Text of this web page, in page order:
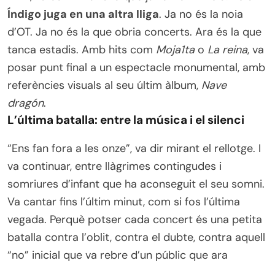
Índigo juga en una altra lliga. Ja no és la noia
d’OT. Ja no és la que obria concerts. Ara és la que
tanca estadis. Amb hits com Moja1tao La reina, va
posar punt final a un espectacle monumental, amb
referències visuals al seu últim àlbum, Nave
dragón.
L’última batalla: entre la música i el silenci
“Ens fan fora a les onze”, va dir mirant el rellotge. I
va continuar, entre llàgrimes contingudes i
somriures d’infant que ha aconseguit el seu somni.
Va cantar fins l’últim minut, com si fos l’última
vegada. Perquè potser cada concert és una petita
batalla contra l’oblit, contra el dubte, contra aquell
“no” inicial que va rebre d’un públic que ara